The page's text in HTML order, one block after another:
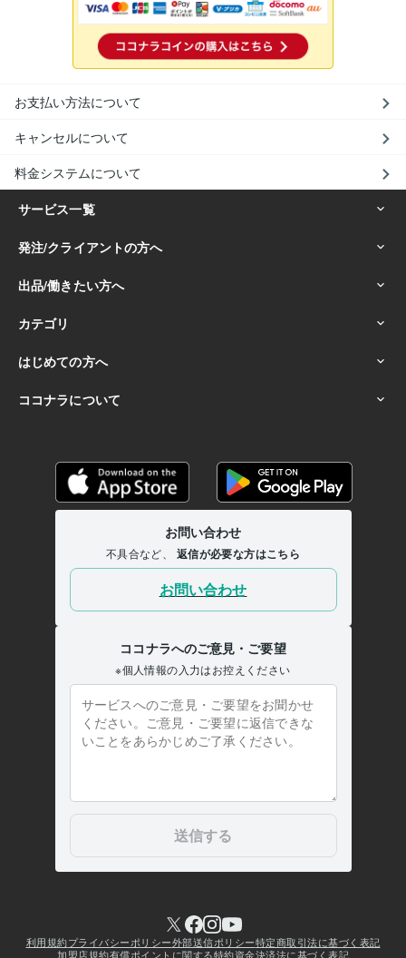
お支払い方法について
キャンセルについて
料金システムについて